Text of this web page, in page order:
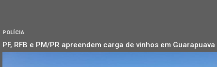
POLÍCIA
PF, RFB e PM/PR apreendem carga de vinhos em Guarapuava